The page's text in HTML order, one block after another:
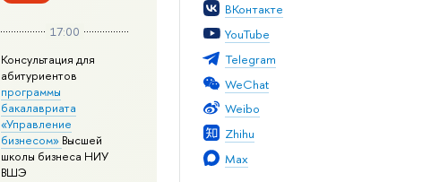
ВКонтакте
YouTube
Telegram
WeChat
Weibo
Zhihu
Max
17:00
Консультация для
абитуриентов
программы
бакалавриата
«Управление
бизнесом» Высшей
школы бизнеса НИУ
ВШЭ